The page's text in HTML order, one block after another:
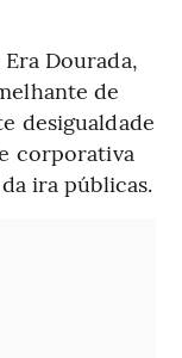
Dourada,
de
desigualdade
corporativa
ira públicas.